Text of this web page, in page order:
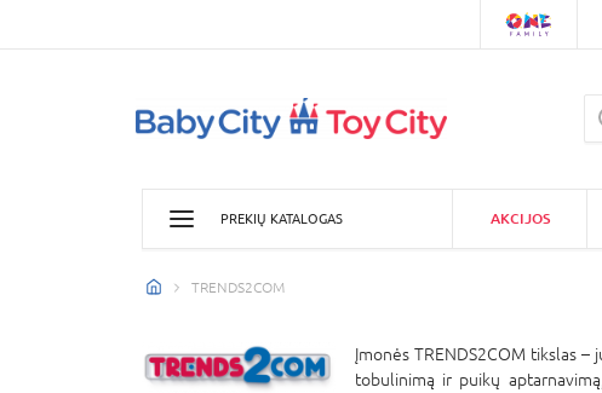
PREKIŲ KATALOGAS AKCIJOS
TRENDS2COM
Įmonės TRENDS2COM tikslas
tobulinimą ir puikų